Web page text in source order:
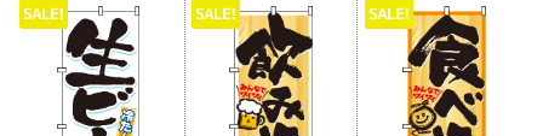
SALE! SALE! SALE!